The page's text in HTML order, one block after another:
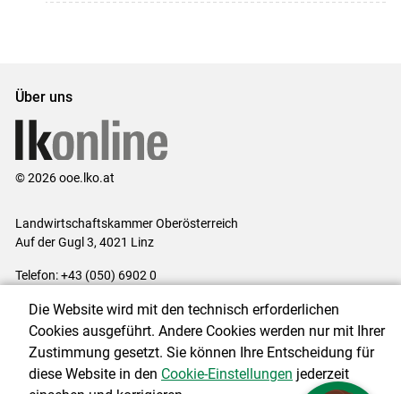
Über uns
© 2026 ooe.lko.at
Landwirtschaftskammer Oberösterreich
Auf der Gugl 3, 4021 Linz
Telefon: +43 (050) 6902 0
Impressum|Kontakt|Gewinnspiele|Datenschutzerklärung |
Barrierefreiheit | Cookie-Einstellungen
Die Website wird mit den technisch erforderlichen
Cookies ausgeführt. Andere Cookies werden nur mit Ihrer
Zustimmung gesetzt. Sie können Ihre Entscheidung für
diese Website in den Cookie-Einstellungen jederzeit